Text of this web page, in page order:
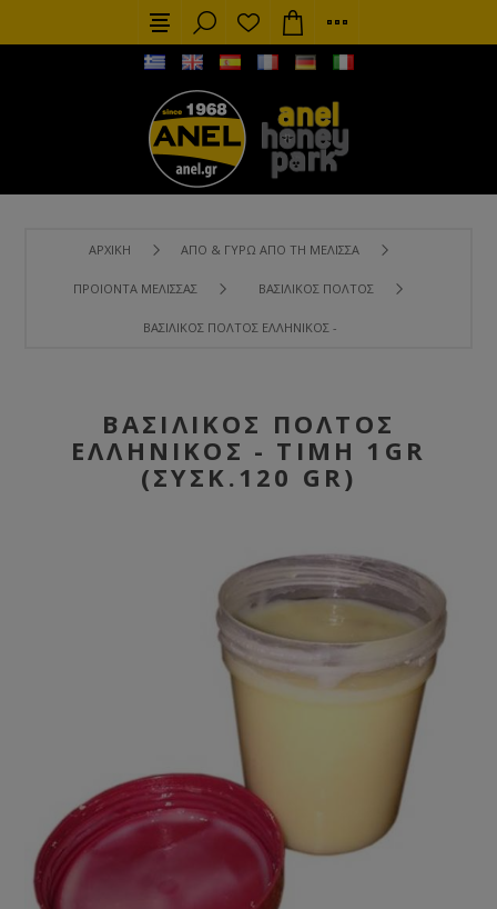
ΑΡΧΙΚΉ ΑΠΌ & ΓΎΡΩ ΑΠΌ ΤΗ ΜΈΛΙΣΣΑ
ΠΡΟΙΌΝΤΑ ΜΈΛΙΣΣΑΣ ΒΑΣΙΛΙΚΌΣ ΠΟΛΤΌΣ
ΒΑΣΙΛΙΚΌΣ ΠΟΛΤΌΣ ΕΛΛΗΝΙΚΌΣ - ΤΙΜΉ 1GR (ΣΥΣΚ.120 GR)
ΒΑΣΙΛΙΚΌΣ ΠΟΛΤΌΣ
ΕΛΛΗΝΙΚΌΣ - ΤΙΜΉ 1GR
(ΣΥΣΚ.120 GR)